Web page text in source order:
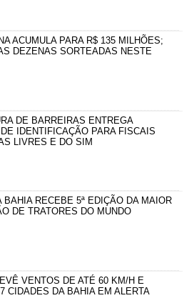
ACUMULA PARA R$ 135 MILHÕES;
DEZENAS SORTEADAS NESTE
DE BARREIRAS ENTREGA
IDENTIFICAÇÃO PARA FISCAIS
LIVRES E DO SIM
BAHIA RECEBE 5ª EDIÇÃO DA MAIOR
DE TRATORES DO MUNDO
VENTOS DE ATÉ 60 KM/H E
CIDADES DA BAHIA EM ALERTA